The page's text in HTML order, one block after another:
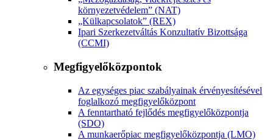
környezetvédelem” (NAT)
„Külkapcsolatok” (REX)
Ipari Szerkezetváltás Konzultatív Bizottsága
(CCMI)
Megfigyelőközpontok
Az egységes piac szabályainak érvényesítésével
foglalkozó megfigyelőközpont
A fenntartható fejlődés megfigyelőközpontja
(SDO)
A munkaerőpiac megfigyelőközpontja (LMO)